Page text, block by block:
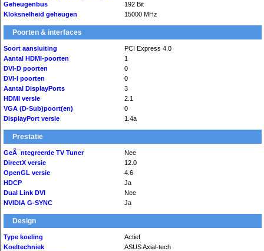
Geheugenbus
192 Bit
Kloksnelheid geheugen
15000 MHz
Poorten & interfaces
Soort aansluiting
PCI Express 4.0
Aantal HDMI-poorten
1
DVI-D poorten
0
DVI-I poorten
0
Aantal DisplayPorts
3
HDMI versie
2.1
VGA (D-Sub)poort(en)
0
DisplayPort versie
1.4a
Prestatie
GeÃ¯ntegreerde TV Tuner
Nee
DirectX versie
12.0
OpenGL versie
4.6
HDCP
Ja
Dual Link DVI
Nee
NVIDIA G-SYNC
Ja
Design
Type koeling
Actief
Koeltechniek
ASUS Axial-tech